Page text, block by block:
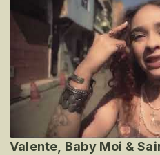
Valente, Baby Moi &